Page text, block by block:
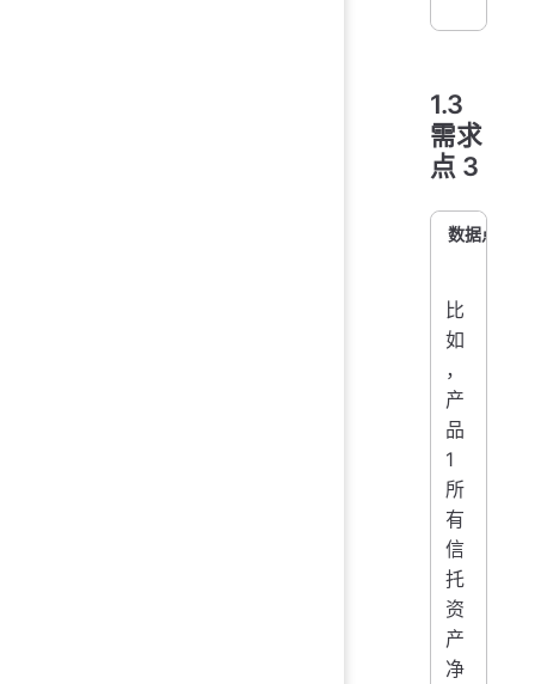
1.3
需求
点 3
数据点 1
比
如
，
产
品
1
所
有
信
托
资
产
净